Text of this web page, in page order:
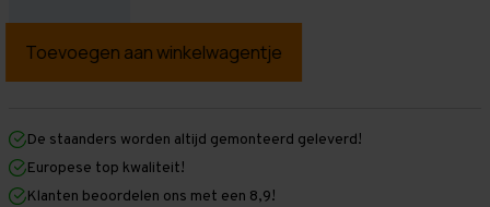
verlagen
Grootvakstelling
mm
mm
x
800
mm
verhogen
Grootvakstelling
mm
mm
800
mm
De staanders worden altijd gemonteerd geleverd!
Europese top kwaliteit!
Klanten beoordelen ons met een 8,9!